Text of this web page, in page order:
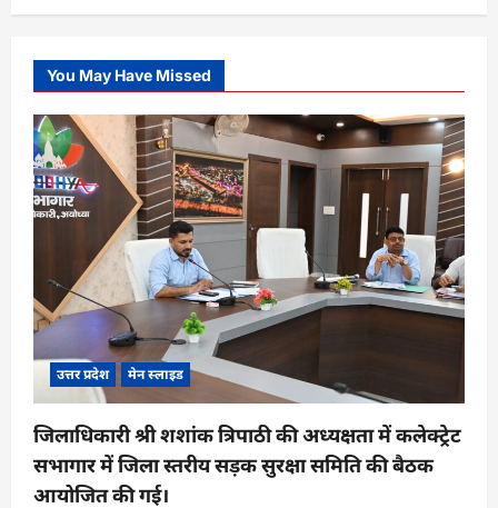
You May Have Missed
उत्तर प्रदेश मेन स्लाइड
जिलाधिकारी श्री शशांक त्रिपाठी की अध्यक्षता में कलेक्ट्रेट
सभागार में जिला स्तरीय सड़क सुरक्षा समिति की बैठक
आयोजित की गई।